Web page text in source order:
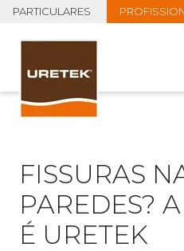
PARTICULARES
FISSURAS
PAREDES?
É URETEK